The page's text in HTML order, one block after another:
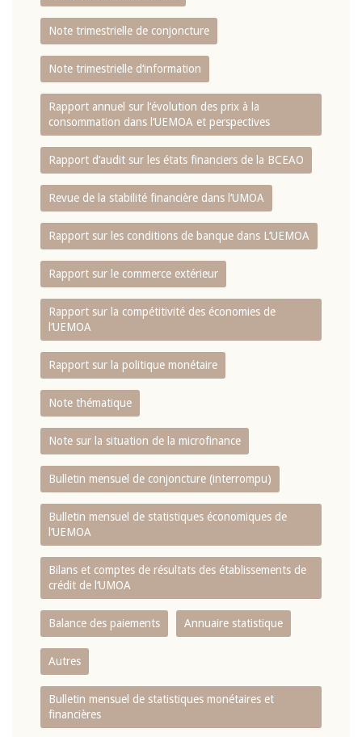
Note trimestrielle de conjoncture
Note trimestrielle d‘information
Rapport annuel sur l‘évolution des prix à la
consommation dans l‘UEMOA et perspectives
Rapport d‘audit sur les états financiers de la BCEAO
Revue de la stabilité financière dans l‘UMOA
Rapport sur les conditions de banque dans L‘UEMOA
Rapport sur le commerce extérieur
Rapport sur la compétitivité des économies de
l‘UEMOA
Rapport sur la politique monétaire
Note thématique
Note sur la situation de la microfinance
Bulletin mensuel de conjoncture (interrompu)
Bulletin mensuel de statistiques économiques de
l‘UEMOA
Bilans et comptes de résultats des établissements de
crédit de l‘UMOA
Balance des paiements Annuaire statistique
Autres
Bulletin mensuel de statistiques monétaires et
financières